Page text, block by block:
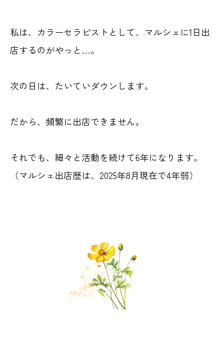
私は、カラーセラピストとして、マルシェに1日出
店するのがやっと…。
次の日は、たいていダウンします。
だから、頻繁に出店できません。
それでも、細々と活動を続けて6年になります。
（マルシェ出店歴は、2025年8月現在で4年弱）